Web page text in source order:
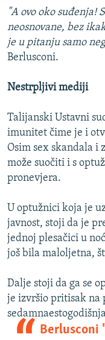
"A ovo oko suđenja!
neosnovane, bez
je u pitanju samo
Berlusconi.
Nestrpljivi mediji
Talijanski Ustavni
imunitet čime je i
Osim sex skandala i
može suočiti i s
pronevjera.
U optužnici koja je
javnost, stoji da je
jednoj plesačici u
još bila maloljetna,
Dalje stoji da ga se
je izvršio pritisak na
Berlusconi